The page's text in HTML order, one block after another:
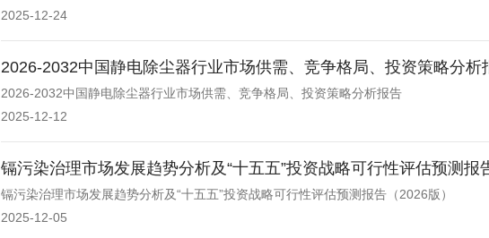
2025-12-24
2026-2032中国静电除尘器行业市场供需、竞争格局、投资策略分析
2026-2032中国静电除尘器行业市场供需、竞争格局、投资策略分析报告
2025-12-12
镉污染治理市场发展趋势分析及“十五五”投资战略可行性评估预测报
镉污染治理市场发展趋势分析及“十五五”投资战略可行性评估预测报告（2026版）
2025-12-05